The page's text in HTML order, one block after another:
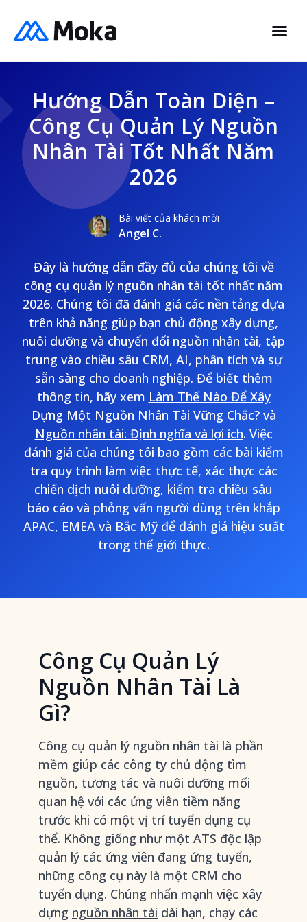
Hướng Dẫn Toàn Diện –
Công Cụ Quản Lý Nguồn
Nhân Tài Tốt Nhất Năm
2026
Bài viết của khách mời
Angel C.
Đây là hướng dẫn đầy đủ của chúng tôi về
công cụ quản lý nguồn nhân tài tốt nhất năm
2026. Chúng tôi đã đánh giá các nền tảng dựa
trên khả năng giúp bạn chủ động xây dựng,
nuôi dưỡng và chuyển đổi nguồn nhân tài, tập
trung vào chiều sâu CRM, AI, phân tích và sự
sẵn sàng cho doanh nghiệp. Để biết thêm
thông tin, hãy xem Làm Thế Nào Để Xây
Dựng Một Nguồn Nhân Tài Vững Chắc?và
Nguồn nhân tài: Định nghĩa và lợi ích. Việc
đánh giá của chúng tôi bao gồm các bài kiểm
tra quy trình làm việc thực tế, xác thực các
chiến dịch nuôi dưỡng, kiểm tra chiều sâu
báo cáo và phỏng vấn người dùng trên khắp
APAC, EMEA và Bắc Mỹ để đánh giá hiệu suất
trong thế giới thực.
Công Cụ Quản Lý
Nguồn Nhân Tài Là
Gì?
Công cụ quản lý nguồn nhân tài là phần
mềm giúp các công ty chủ động tìm
nguồn, tương tác và nuôi dưỡng mối
quan hệ với các ứng viên tiềm năng
trước khi có một vị trí tuyển dụng cụ
thể. Không giống như một ATS độc lập
quản lý các ứng viên đang ứng tuyển,
những công cụ này là một CRM cho
tuyển dụng. Chúng nhấn mạnh việc xây
dựng nguồn nhân tài dài hạn, chạy các